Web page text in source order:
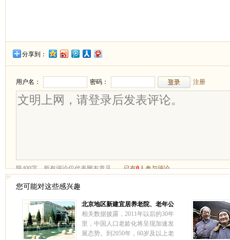
分享到：
您可能对这些感兴趣
北京地区新建宜居养老院、老年公
寓 ——北京汇晨老年公寓北苑分院
相关数据披露，2011年以后的30年
里，中国人口老龄化将呈现加速发
展态势。到2050年，60岁及以上老